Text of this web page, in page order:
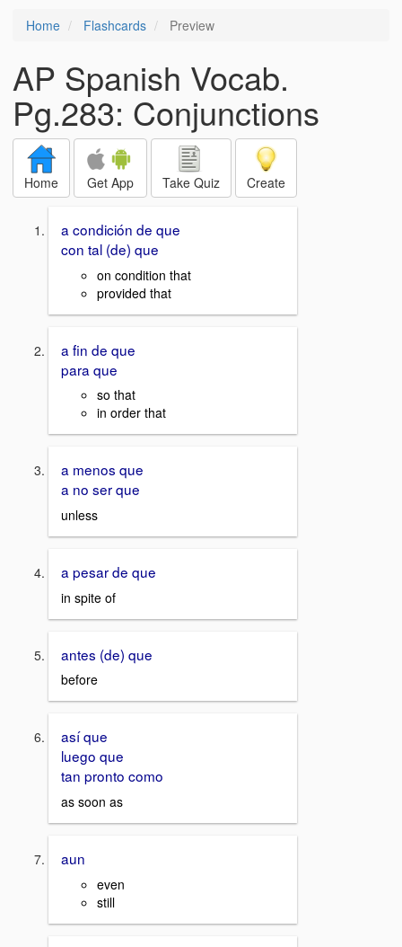
Home Flashcards Preview
AP Spanish Vocab.
Pg.283: Conjunctions
Home Get App Take Quiz Create
a condición de que
con tal (de) que
on condition that
provided that
a fin de que
para que
so that
in order that
a menos que
a no ser que
unless
a pesar de que
in spite of
antes (de) que
before
así que
luego que
tan pronto como
as soon as
aun
even
still